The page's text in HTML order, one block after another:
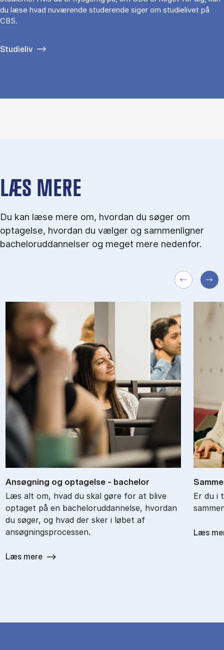
du læse hvad nuværende studerende siger om studielivet på
CBS.
Studieliv
LÆS MERE
Du kan læse mere om, hvordan du søger om
optagelse, hvordan du vælger og sammenligner
bacheloruddannelser og meget mere nedenfor.
An­søg­ning og op­ta­gel­se - ba­chel­or
Læs alt om, hvad du skal gøre for at blive
optaget på en bacheloruddannelse, hvordan
du søger, og hvad der sker i løbet af
ansøgningsprocessen.
Læs mere
Er du i
Læs